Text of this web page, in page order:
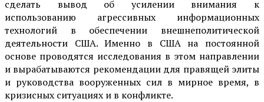
сделать вывод об усилении внимания к
использованию агрессивных информационных
технологий в обеспечении внешнеполитической
деятельности США. Именно в США на постоянной
основе проводятся исследования в этом направлении
и вырабатываются рекомендации для правящей элиты
и руководства вооруженных сил в мирное время, в
кризисных ситуациях и в конфликте.